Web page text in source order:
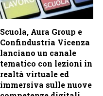
Scuola, Aura Group e
Confindustria Vicenza
lanciano un canale
tematico con lezioni in
realtà virtuale ed
immersiva sulle nuove